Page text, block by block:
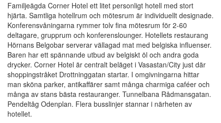
Familjeägda Corner Hotel ett litet personligt hotell med stort
hjärta. Samtliga hotellrum och mötesrum är individuellt designade.
Konferensvåningarna rymmer tolv fina mötesrum för 2-60
deltagare, grupprum och konferenslounger. Hotellets restaurang
Hörnans Belgobar serverar vällagad mat med belgiska influenser.
Baren har ett spännande utbud av belgiskt öl och andra goda
drycker. Corner Hotel är centralt beläget i Vasastan/City just där
shoppingstråket Drottninggatan startar. I omgivningarna hittar
man sköna parker, antikaffärer samt många charmiga caféer och
många av stans bästa restauranger. Tunnelbana Rådmansgatan.
Pendeltåg Odenplan. Flera busslinjer stannar i närheten av
hotellet.